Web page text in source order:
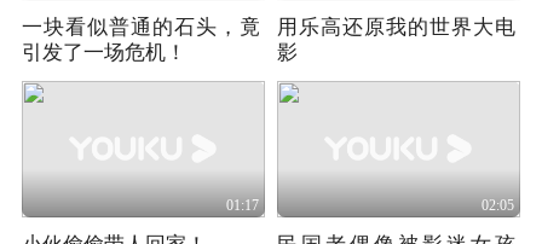
一块看似普通的石头，竟
引发了一场危机！
用乐高还原我的世界大电
影
01:17 02:05